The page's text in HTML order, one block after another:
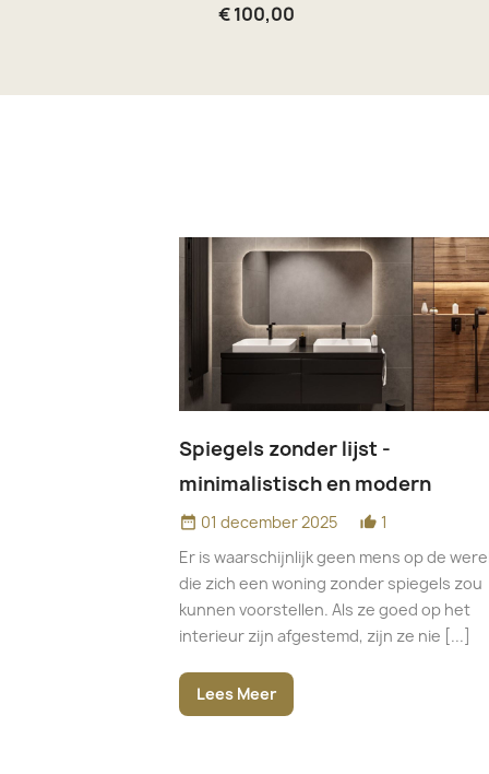
€ 100,00
Spiegels zonder lijst -
minimalistisch en modern
date_range 01 december 2025 thumb_up_alt 1
Er is waarschijnlijk geen mens op de
die zich een woning zonder spiegels zou
kunnen voorstellen. Als ze goed op het
interieur zijn afgestemd, zijn ze nie [...]
Lees Meer